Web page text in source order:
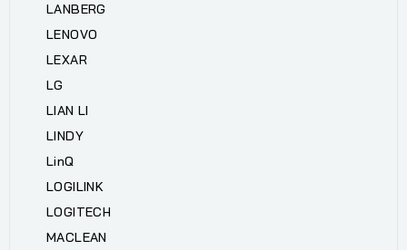
LANBERG
LENOVO
LEXAR
LG
LIAN LI
LINDY
LinQ
LOGILINK
LOGITECH
MACLEAN